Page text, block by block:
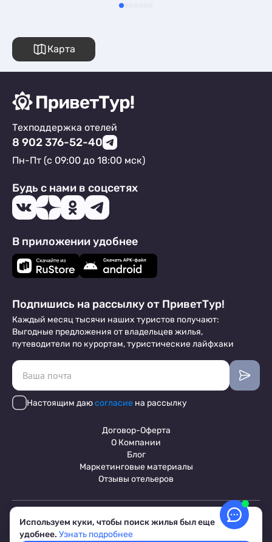
Карта
Техподдержка отелей
8 902 376-52-40
Пн-Пт (с 09:00 до 18:00 мск)
Будь с нами в соцсетях
В приложении удобнее
Подпишись на рассылку от ПриветТур!
Каждый месяц тысячи наших туристов получают:
Выгодные предложения от владельцев жилья,
путеводители по курортам, туристические лайфхаки
Настоящим даюсогласие на рассылку
Договор-Оферта
О Компании
Блог
Маркетинговые материалы
Отзывы отельеров
Пользовательское соглашение
Обработка персональных данных
Условия бронирования объектов
Используем куки, чтобы поиск жилья был еще
удобнее. Узнать подробнее